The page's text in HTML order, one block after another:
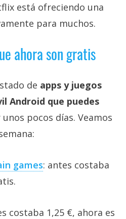
está ofreciendo una
para muchos.
ahora son gratis
de apps y juegos
Android que puedes
pocos días. Veamos
games: antes costaba
costaba 1,25 €, ahora es